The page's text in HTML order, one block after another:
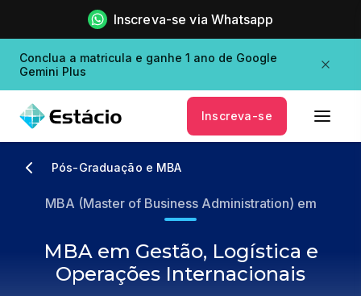
Inscreva-se via Whatsapp
Conclua a matricula e ganhe 1 ano de Google
Gemini Plus
Inscreva-se
Pós-Graduação e MBA
MBA (Master of Business Administration) em
MBA em Gestão, Logística e
Operações Internacionais